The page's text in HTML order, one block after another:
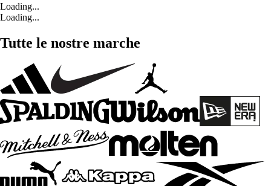
Loading...
Loading...
Tutte le nostre marche